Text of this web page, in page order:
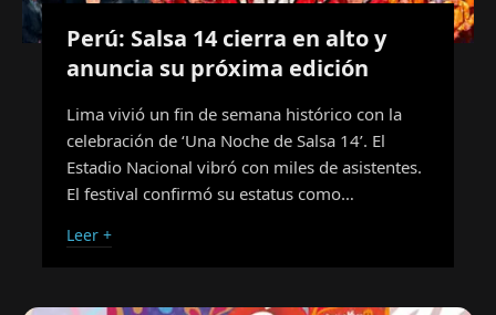
Perú: Salsa 14 cierra en alto y
anuncia su próxima edición
Lima vivió un fin de semana histórico con la
celebración de ‘Una Noche de Salsa 14’. El
Estadio Nacional vibró con miles de asistentes.
El festival confirmó su estatus como…
Leer +